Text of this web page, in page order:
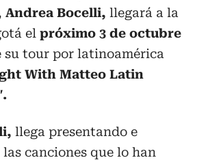
Andrea Bocelli, llegará a la
el próximo 3 de octubre
su tour por latinoamérica
With Matteo Latin
llega presentando e
canciones que lo han